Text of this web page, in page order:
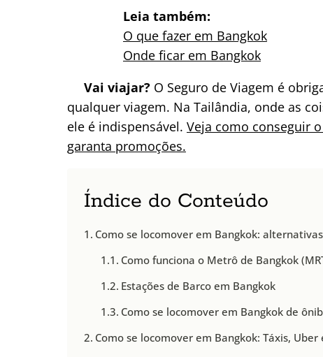
Leia também:
O que fazer em Bangkok
Onde ficar em Bangkok
Vai viajar? O Seguro de Viagem é
qualquer viagem. Na Tailândia, onde as
ele é indispensável. Veja como conseguir
garanta promoções.
Índice do Conteúdo
Como se locomover em Bangkok:
Como funciona o Metrô de Bangkok
Estações de Barco em Bangkok
Como se locomover em Bangkok de
Como se locomover em Bangkok: Táxis,